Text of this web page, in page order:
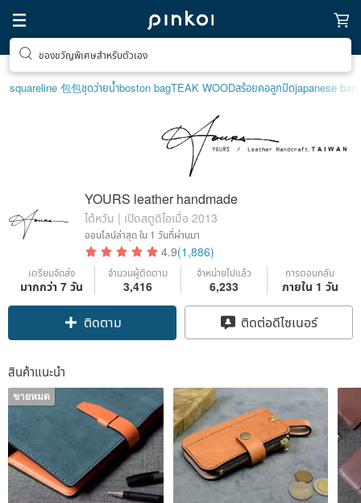
ของขวัญพิเศษสำหรับตัวเอง
squareline 包包ชุดว่ายน้ำboston bagTEAK WOODสร้อยคอลูกปัดjapanese
YOURS leather handmade
ไต้หวัน | เปิดสตูดิโอเมื่อ 2013
ออนไลน์ล่าสุดใน 1 วันที่ผ่านมา
4.9(1,886)
เตรียมจัดส่ง
มากกว่า 7 วัน
จำนวนผู้ติดตาม
3,416
จำหน่ายไปแล้ว
6,233
การตอบกลับ
ภายใน 1 วัน
ติดตาม ติดต่อดีไซเนอร์
สินค้าแนะนำ
ขายหมด